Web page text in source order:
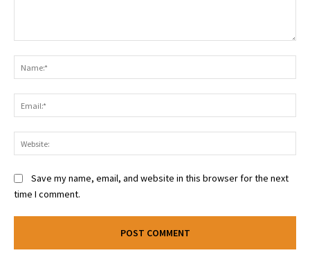
Save my name, email, and website in this browser for the next
time I comment.